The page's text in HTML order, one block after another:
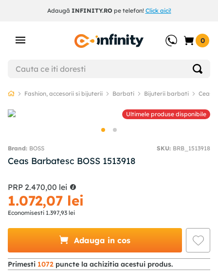
Adaugă INFINITY.ROpe telefon! Click aici!
0
Fashion, accesorii si bijuterii Barbati Bijuterii barbati
Ultimele produse disponibile
BOSS SKU: BRB_1513918
Ceas Barbatesc BOSS 1513918
PRP 2.470,00 lei
1.072,07 lei
Economisesti 1.397,93 lei
Adauga in cos
Primesti 1072 puncte la achizitia acestui produs.